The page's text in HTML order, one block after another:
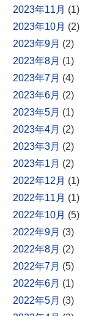
2023年11月 (1)
2023年10月 (2)
2023年9月 (2)
2023年8月 (1)
2023年7月 (4)
2023年6月 (2)
2023年5月 (1)
2023年4月 (2)
2023年3月 (2)
2023年1月 (2)
2022年12月 (1)
2022年11月 (1)
2022年10月 (5)
2022年9月 (3)
2022年8月 (2)
2022年7月 (5)
2022年6月 (1)
2022年5月 (3)